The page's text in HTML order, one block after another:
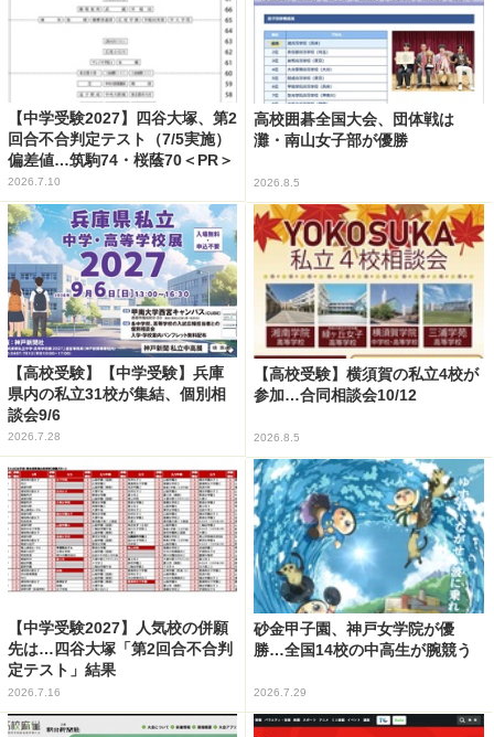
【中学受験2027】四谷大塚、第2
回合不合判定テスト（7/5実施）
偏差値…筑駒74・桜蔭70＜PR＞
2026.7.10
高校囲碁全国大会、団体戦は
灘・南山女子部が優勝
2026.8.5
【高校受験】【中学受験】兵庫
県内の私立31校が集結、個別相
談会9/6
2026.7.28
【高校受験】横須賀の私立4校が
参加…合同相談会10/12
2026.8.5
【中学受験2027】人気校の併願
先は…四谷大塚「第2回合不合判
定テスト」結果
2026.7.16
砂金甲子園、神戸女学院が優
勝…全国14校の中高生が腕競う
2026.7.29